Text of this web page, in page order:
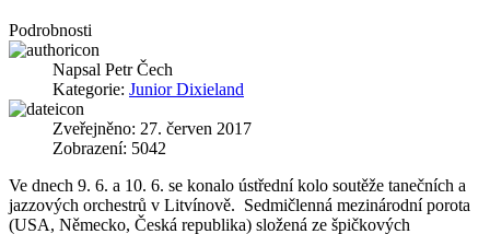
Podrobnosti
Napsal Petr Čech
Kategorie: Junior Dixieland
Zveřejněno: 27. červen 2017
Zobrazení: 5042
Ve dnech 9. 6. a 10. 6. se konalo ústřední kolo soutěže tanečních a
jazzových orchestrů v Litvínově. Sedmičlenná mezinárodní porota
(USA, Německo, Česká republika) složená ze špičkových